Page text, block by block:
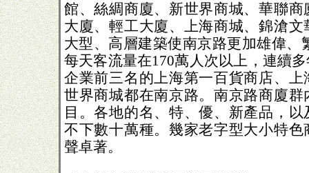
館、絲綢商廈、新世界商城、華聯
大廈、輕工大廈、上海商城、錦滄
大型、高層建築使南京路更加雄偉、
每天客流量在170萬人次以上，連續
企業前三名的上海第一百貨商店、
世界商城都在南京路。南京路商廈
目。各地的名、特、優、新產品，
不下數十萬種。幾家老字型大小特
聲卓著。